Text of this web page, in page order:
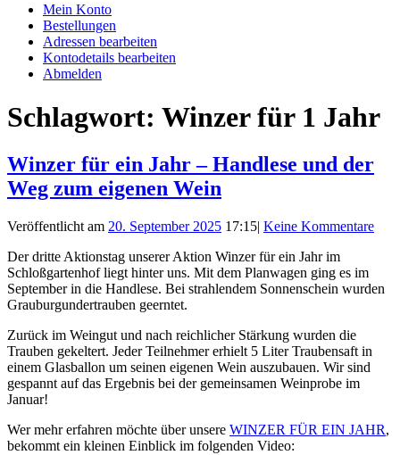
Mein Konto
Bestellungen
Adressen bearbeiten
Kontodetails bearbeiten
Abmelden
Schlagwort: Winzer für 1 Jahr
Winzer für ein Jahr – Handlese und der
Weg zum eigenen Wein
Veröffentlicht am 20. September 2025 17:15| Keine Kommentare
Der dritte Aktionstag unserer Aktion Winzer für ein Jahr im
Schloßgartenhof liegt hinter uns. Mit dem Planwagen ging es im
September in die Handlese. Bei strahlendem Sonnenschein wurden
Grauburgundertrauben geerntet.
Zurück im Weingut und nach reichlicher Stärkung wurden die
Trauben gekeltert. Jeder Teilnehmer erhielt 5 Liter Traubensaft in
einem Glasballon um seinen eigenen Wein auszubauen. Wir sind
gespannt auf das Ergebnis bei der gemeinsamen Weinprobe im
Januar!
Wer mehr erfahren möchte über unsere WINZER FÜR EIN JAHR,
bekommt ein kleinen Einblick im folgenden Video: